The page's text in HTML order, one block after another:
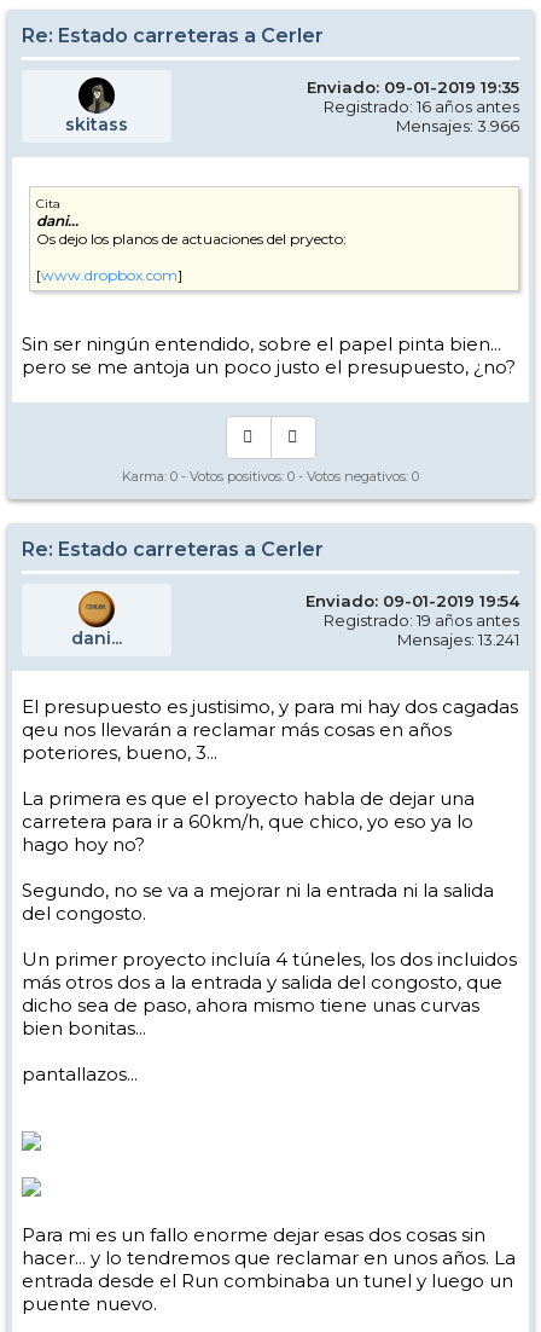
Re: Estado carreteras a Cerler
skitass
Enviado: 09-01-2019 19:35
Registrado: 16 años antes
Mensajes: 3.966
Cita
dani...
Os dejo los planos de actuaciones del pryecto:
[www.dropbox.com]
Sin ser ningún entendido, sobre el papel pinta bien...
pero se me antoja un poco justo el presupuesto, ¿no?
Karma: 0 - Votos positivos: 0 - Votos negativos: 0
Re: Estado carreteras a Cerler
dani...
Enviado: 09-01-2019 19:54
Registrado: 19 años antes
Mensajes: 13.241
El presupuesto es justisimo, y para mi hay dos cagadas
qeu nos llevarán a reclamar más cosas en años
poteriores, bueno, 3...
La primera es que el proyecto habla de dejar una
carretera para ir a 60km/h, que chico, yo eso ya lo
hago hoy no?
Segundo, no se va a mejorar ni la entrada ni la salida
del congosto.
Un primer proyecto incluía 4 túneles, los dos incluidos
más otros dos a la entrada y salida del congosto, que
dicho sea de paso, ahora mismo tiene unas curvas
bien bonitas...
pantallazos...
Para mi es un fallo enorme dejar esas dos cosas sin
hacer... y lo tendremos que reclamar en unos años. La
entrada desde el Run combinaba un tunel y luego un
puente nuevo.